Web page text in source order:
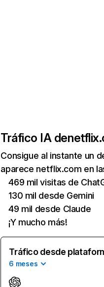
Tráfico IA de
Consigue al instante un
aparece netflix.com en
469 mil visitas de
130 mil desde Gemini
49 mil desde Claude
¡Y mucho más!
Tráfico desde
6 meses